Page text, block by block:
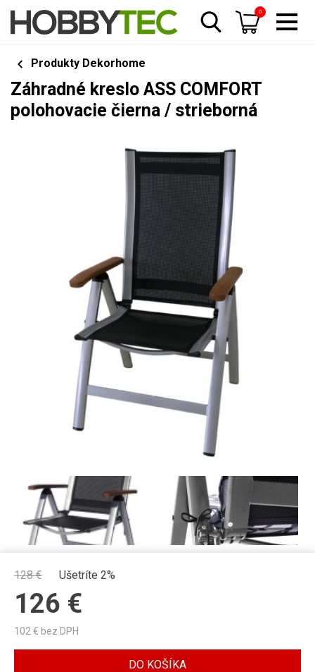
0
Produkty Dekorhome
Záhradné kreslo ASS COMFORT
polohovacie čierna / strieborná
128€ Ušetríte 2%
126 €
102 € bez DPH
DO KOŠÍKA